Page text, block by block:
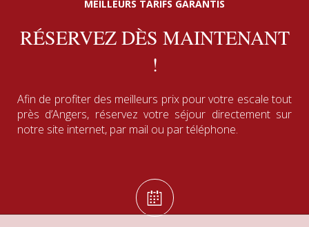
MEILLEURS TARIFS GARANTIS
RÉSERVEZ DÈS MAINTENANT
!
Afin de profiter des meilleurs prix pour votre escale tout
près d’Angers, réservez votre séjour directement sur
notre site internet, par mail ou par téléphone.